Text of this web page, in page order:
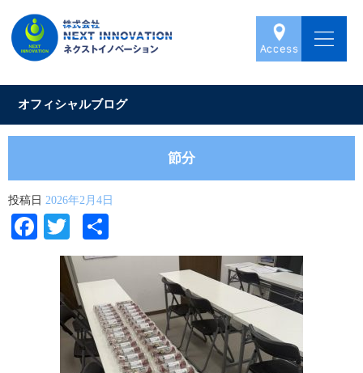
オフィシャルブログ
節分
投稿日 2026年2月4日
Facebook
Twitter
有